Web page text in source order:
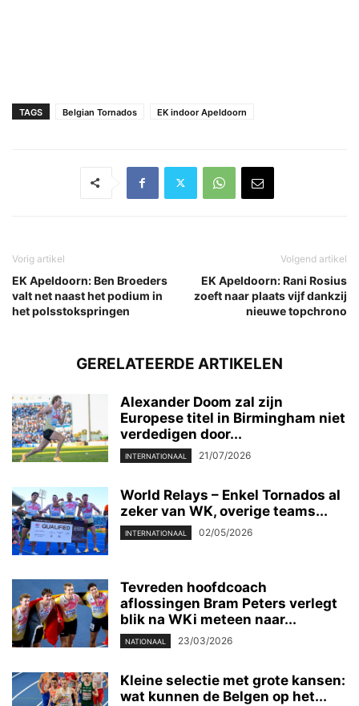
TAGS Belgian Tornados EK indoor Apeldoorn
Vorig artikel
EK Apeldoorn: Ben Broeders
valt net naast het podium in
het polsstokspringen
Volgend artikel
EK Apeldoorn: Rani Rosius
zoeft naar plaats vijf dankzij
nieuwe topchrono
GERELATEERDE ARTIKELEN
Alexander Doom zal zijn
Europese titel in Birmingham niet
verdedigen door...
INTERNATIONAAL 21/07/2026
World Relays – Enkel Tornados al
zeker van WK, overige teams...
INTERNATIONAAL 02/05/2026
Tevreden hoofdcoach
aflossingen Bram Peters verlegt
blik na WKi meteen naar...
NATIONAAL 23/03/2026
Kleine selectie met grote kansen:
wat kunnen de Belgen op het...